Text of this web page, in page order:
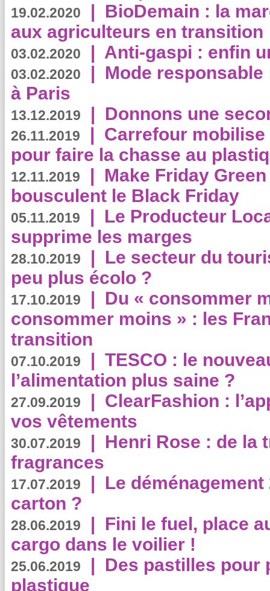
19.02.2020 | BioDemain : la
aux agriculteurs en transition
03.02.2020 | Anti-gaspi : enfin
03.02.2020 | Mode
à Paris
13.12.2019 | Donnons une
26.11.2019 | Carrefour
pour faire la chasse au
12.11.2019 | Make Friday
bousculent le Black Friday
05.11.2019 | Le Producteur
supprime les marges
28.10.2019 | Le secteur du
peu plus écolo ?
17.10.2019 | Du « consommer
consommer moins » : les
transition
07.10.2019 | TESCO : le
l’alimentation plus saine ?
27.09.2019 | ClearFashion :
vos vêtements
30.07.2019 | Henri Rose : de la
fragrances
17.07.2019 | Le
carton ?
28.06.2019 | Fini le fuel, place
cargo dans le voilier !
25.06.2019 | Des pastilles pour
plastique